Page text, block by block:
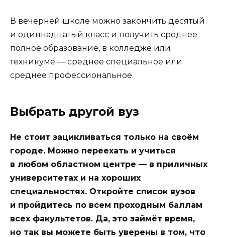
В вечерней школе можно закончить десятый
и одиннадцатый класс и получить среднее
полное образование, в колледже или
техникуме — среднее специальное или
среднее профессиональное.
Выбрать другой вуз
Не стоит зацикливаться только на своём
городе. Можно переехать и учиться
в любом областном центре — в приличных
университетах и на хороших
специальностях. Откройте список вузов
и пройдитесь по всем проходным баллам
всех факультетов. Да, это займёт время,
но так вы можете быть уверены в том, что